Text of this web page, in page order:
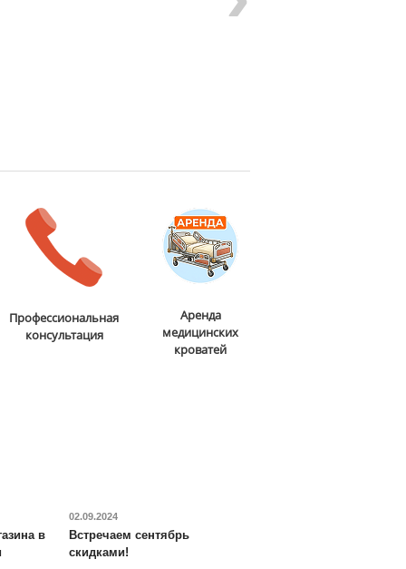
Профессиональная
консультация
Аренда
медицинских
кроватей
в
02.09.2024
Встречаем сентябрь
скидками!